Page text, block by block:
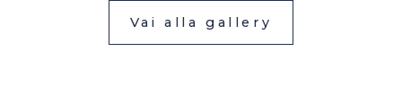
Vai alla gallery